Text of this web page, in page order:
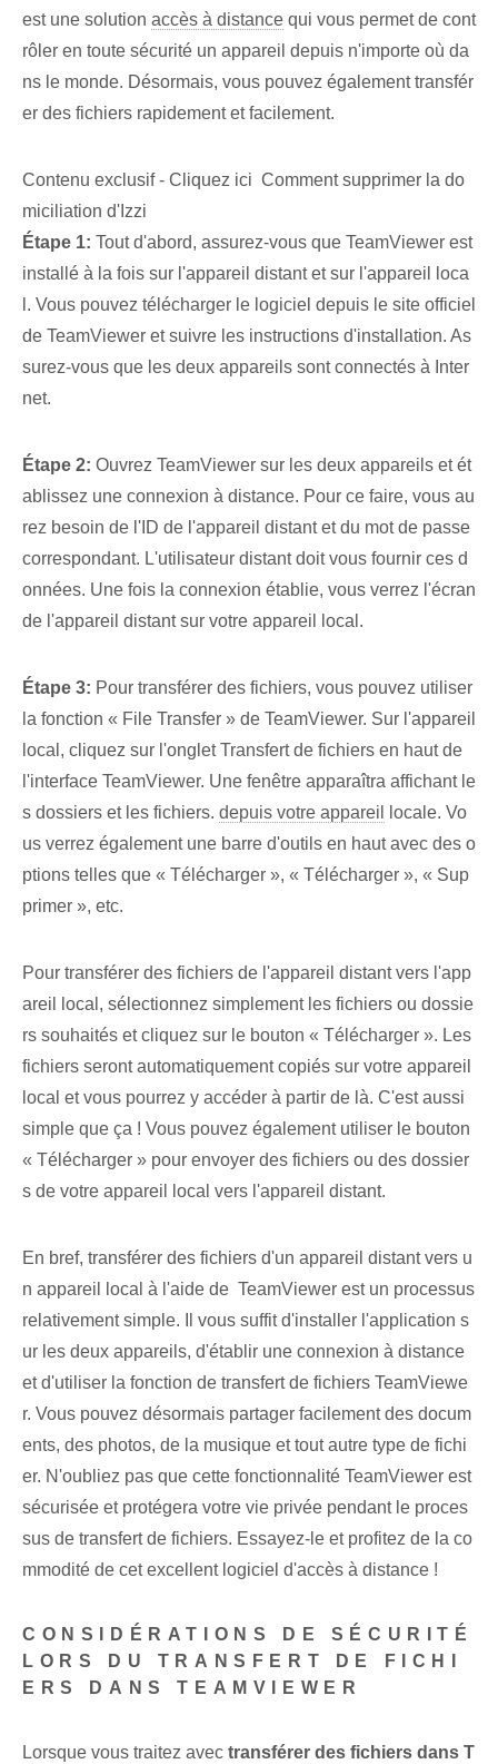
est une solution accès à distance qui vous permet de cont
rôler en toute sécurité un appareil depuis n'importe où da
ns le monde. Désormais, vous pouvez également transfér
er des fichiers rapidement et facilement.
Contenu exclusif - Cliquez ici Comment supprimer la do
miciliation d'Izzi
Étape 1: ⁤Tout d'abord, assurez-vous que TeamViewer est
installé à la fois sur l'appareil distant et sur l'appareil loca
l. Vous pouvez télécharger le logiciel depuis le site officiel
de TeamViewer et suivre les instructions d'installation. As
surez-vous que les deux appareils sont connectés à Inter
net.
Étape 2: Ouvrez TeamViewer sur⁤ les deux appareils et ét
ablissez une connexion à distance. Pour ce faire, vous au
rez besoin de l'ID de l'appareil distant et du mot de passe
correspondant. L'utilisateur distant doit vous fournir ces d
onnées. Une fois la connexion⁣ établie, vous verrez l'écran
de l'appareil distant⁤ sur votre appareil local.
Étape 3: Pour transférer des fichiers, vous pouvez utiliser
la fonction « File Transfer »⁤ de TeamViewer. Sur l'appareil
local, cliquez sur l'onglet Transfert de fichiers en haut de
l'interface TeamViewer. Une fenêtre apparaîtra affichant le
s dossiers et les fichiers. depuis votre appareil
locale. Vo
us verrez également une barre d'outils en haut avec des o
ptions telles que « Télécharger », « Télécharger », « Sup
primer », etc.
Pour transférer des fichiers de l'appareil distant vers l'app
areil local, sélectionnez simplement les fichiers ou dossie
rs souhaités et cliquez sur le bouton « Télécharger ». Les
fichiers seront automatiquement copiés sur votre appareil
local et vous pourrez y accéder à partir de là. C'est aussi
simple que ça ! Vous pouvez également utiliser le bouton
« Télécharger » pour envoyer des fichiers ou des dossier
s de votre appareil local vers l'appareil distant.
En bref, transférer des fichiers d'un appareil distant vers u
n appareil local à l'aide de ‌ TeamViewer est un processus
relativement simple. Il vous suffit d'installer l'application s
ur les deux appareils, d'établir une connexion à distance
et d'utiliser la fonction de transfert de fichiers TeamViewe
r. Vous pouvez désormais partager facilement des docum
ents, des photos, de la musique et tout autre type de fichi
er. N'oubliez pas que cette fonctionnalité TeamViewer est
sécurisée et protégera votre vie privée pendant le proces
sus de transfert de fichiers. Essayez-le et profitez de la co
mmodité de cet excellent logiciel d'accès à distance !
CONSIDÉRATIONS DE SÉCURITÉ
LORS DU TRANSFERT DE FICHI
ERS DANS TEAMVIEWER
Lorsque vous traitez avec transférer des fichiers dans T